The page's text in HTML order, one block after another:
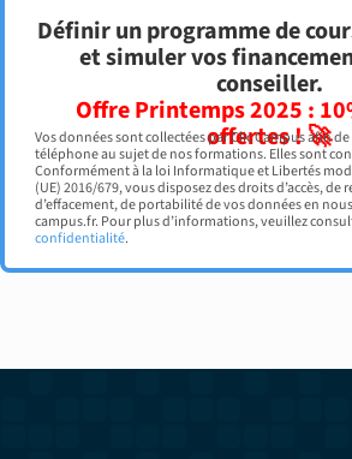
Définir un programme de
et simuler vos
conseiller.
Offre Printemps 2025 :
offertes ! 🚀
Vos données sont collectées par Clic Campus afin
téléphone au sujet de nos formations. Elles sont
Conformément à la loi Informatique et Libertés
(UE) 2016/679, vous disposez des droits d’accès, de
d’effacement, de portabilité de vos données en
campus.fr. Pour plus d’informations, veuillez
confidentialité.